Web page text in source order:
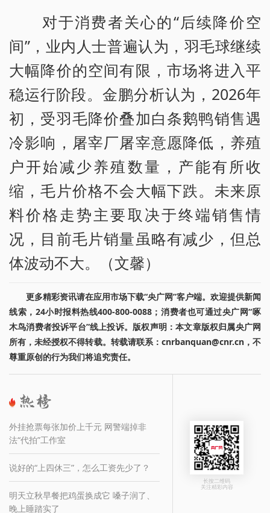
对于消费者关心的“后续降价空
间”，业内人士普遍认为，羽毛球继续
大幅降价的空间有限，市场将进入平
稳运行阶段。金鹏分析认为，2026年
初，受羽毛降价叠加白条鹅鸭销售遇
冷影响，屠宰厂屠宰意愿降低，养殖
户开始减少养殖数量，产能有所收
缩，毛片价格不会大幅下跌。未来原
料价格走势主要取决于终端销售情
况，目前毛片销量虽略有减少，但总
体波动不大。（文馨）
更多精彩资讯请在应用市场下载“央广网”客户端。欢迎提供新闻
线索，24小时报料热线400-800-0088；消费者也可通过央广网“啄
木鸟消费者投诉平台”线上投诉。版权声明：本文章版权归属央广网
所有，未经授权不得转载。转载请联系：cnrbanquan@cnr.cn，不
尊重原创的行为我们将追究责任。
外挂抢票每张加价上千元 网警端掉非
法“代拍”工作室
说好的“上四休三”，怎么工资先少了？
明天立秋早餐把鸡蛋换成它 嗓子润了、
晚上睡踏实了
长按二维码
关注精彩内容